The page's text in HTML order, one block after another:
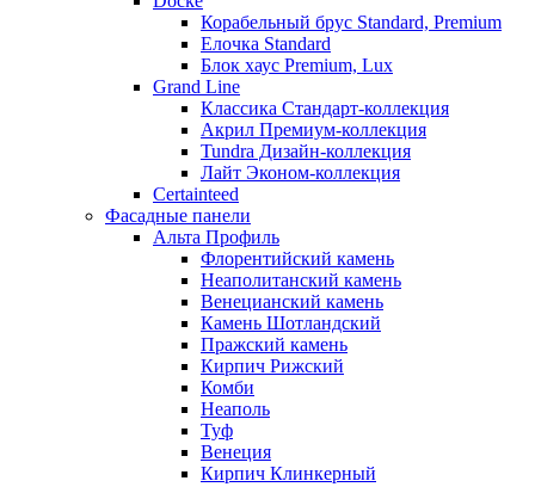
Корабельный брус Standard, Premium
Елочка Standard
Блок хаус Premium, Lux
Grand Line
Классика Стандарт-коллекция
Акрил Премиум-коллекция
Tundra Дизайн-коллекция
Лайт Эконом-коллекция
Certainteed
Фасадные панели
Альта Профиль
Флорентийский камень
Неаполитанский камень
Венецианский камень
Камень Шотландский
Пражский камень
Кирпич Рижский
Комби
Неаполь
Туф
Венеция
Кирпич Клинкерный